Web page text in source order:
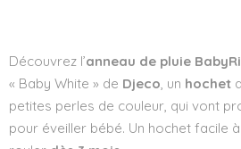
Découvrez l’anneau de pluie
« Baby White » de Djeco, un hochet
petites perles de couleur, qui vont
pour éveiller bébé. Un hochet facile